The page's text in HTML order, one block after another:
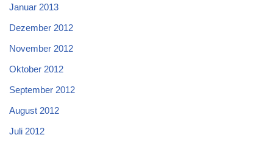
Januar 2013
Dezember 2012
November 2012
Oktober 2012
September 2012
August 2012
Juli 2012